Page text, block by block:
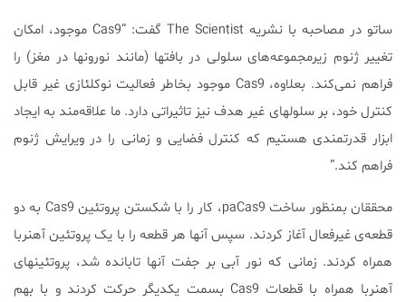
ساتو در مصاحبه با نشریه The Scientist گفت: “Cas9 موجود، امکان
تغییر ژنوم زیرمجموعه‌های سلولی در بافتها (مانند نورونها در مغز) را
فراهم نمی‌کند. بعلاوه، Cas9 موجود بخاطر فعالیت نوکلئازی غیر قابل
کنترل خود، بر سلولهای غیر هدف نیز تاثیراتی دارد. ما علاقه‌مند به ایجاد
ابزار قدرتمندی هستیم که کنترل فضایی و زمانی را در ویرایش ژنوم
فراهم کند.”
محققان بمنظور ساخت paCas9، کار را با شکستن پروتئین Cas9 به دو
قطعه‌ی غیرفعال آغاز کردند. سپس آنها هر قطعه را با یک پروتئین آهنربا
همراه کردند. زمانی که نور آبی بر جفت آنها تابانده شد، پروتئینهای
آهنربا همراه با قطعات Cas9 بسمت یکدیگر حرکت کردند و با بهم